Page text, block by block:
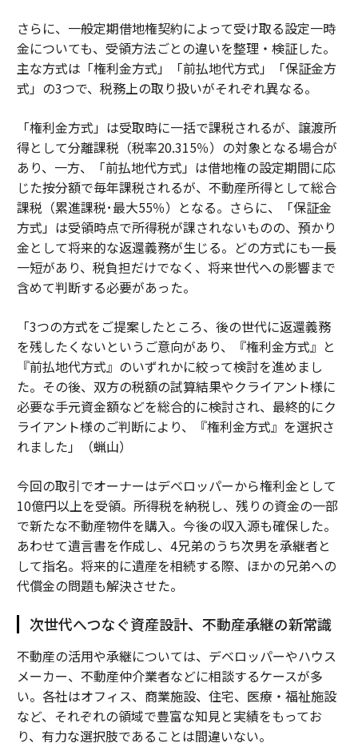
さらに、一般定期借地権契約によって受け取る設定一時
金についても、受領方法ごとの違いを整理・検証した。
主な方式は「権利金方式」「前払地代方式」「保証金方
式」の3つで、税務上の取り扱いがそれぞれ異なる。
「権利金方式」は受取時に一括で課税されるが、譲渡所
得として分離課税（税率20.315％）の対象となる場合が
あり、一方、「前払地代方式」は借地権の設定期間に応
じた按分額で毎年課税されるが、不動産所得として総合
課税（累進課税･最大55％）となる。さらに、「保証金
方式」は受領時点で所得税が課されないものの、預かり
金として将来的な返還義務が生じる。どの方式にも一長
一短があり、税負担だけでなく、将来世代への影響まで
含めて判断する必要があった。
「3つの方式をご提案したところ、後の世代に返還義務
を残したくないというご意向があり、『権利金方式』と
『前払地代方式』のいずれかに絞って検討を進めまし
た。その後、双方の税額の試算結果やクライアント様に
必要な手元資金額などを総合的に検討され、最終的にク
ライアント様のご判断により、『権利金方式』を選択さ
れました」（蝋山）
今回の取引でオーナーはデベロッパーから権利金として
10億円以上を受領。所得税を納税し、残りの資金の一部
で新たな不動産物件を購入。今後の収入源も確保した。
あわせて遺言書を作成し、4兄弟のうち次男を承継者と
して指名。将来的に遺産を相続する際、ほかの兄弟への
代償金の問題も解決させた。
次世代へつなぐ資産設計、不動産承継の新常識
不動産の活用や承継については、デベロッパーやハウス
メーカー、不動産仲介業者などに相談するケースが多
い。各社はオフィス、商業施設、住宅、医療・福祉施設
など、それぞれの領域で豊富な知見と実績をもってお
り、有力な選択肢であることは間違いない。